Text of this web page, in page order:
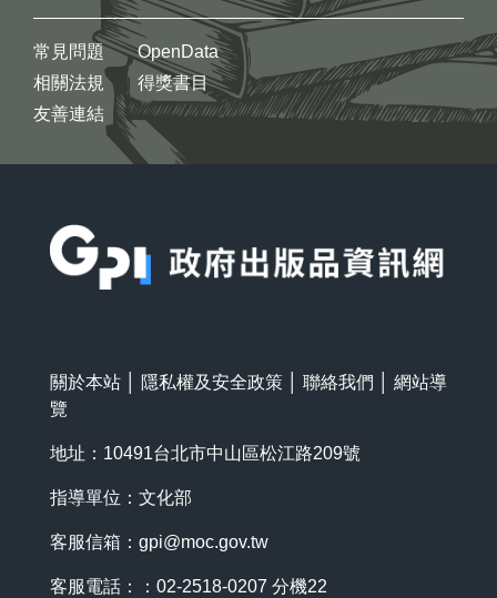
常見問題
相關法規
友善連結
OpenData
得獎書目
關於本站 隱私權及安全政策 聯絡我們
網站導
覽
地址：10491台北市中山區松江路209號
指導單位：文化部
客服信箱： gpi@moc.gov.tw
客服電話：：02-2518-0207 分機22